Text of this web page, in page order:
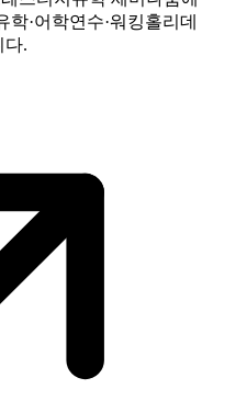
·어학연수·워킹홀리데
다.